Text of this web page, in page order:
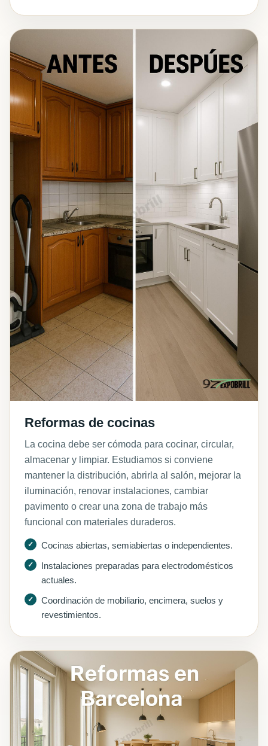
Reformas de cocinas
La cocina debe ser cómoda para cocinar, circular,
almacenar y limpiar. Estudiamos si conviene
mantener la distribución, abrirla al salón, mejorar la
iluminación, renovar instalaciones, cambiar
pavimento o crear una zona de trabajo más
funcional con materiales duraderos.
Cocinas abiertas, semiabiertas o independientes.
Instalaciones preparadas para electrodomésticos
actuales.
Coordinación de mobiliario, encimera, suelos y
revestimientos.